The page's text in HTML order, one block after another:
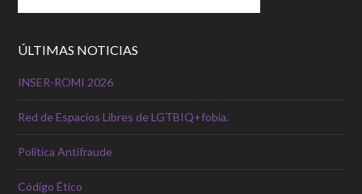
ÚLTIMAS NOTICIAS
INSER-ROMI 2026
Red de Espacios Libres de LGTBIQ+fobia.
Política Antifraude
Código Ético